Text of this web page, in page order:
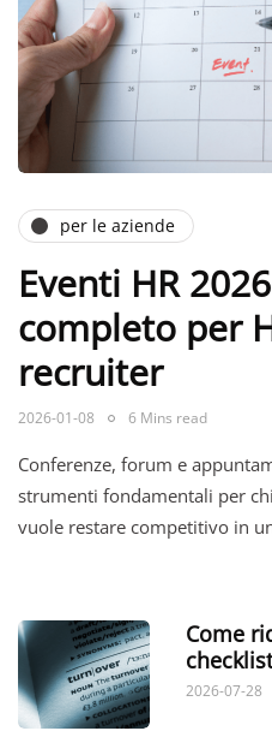
per le aziende
Eventi HR
completo per
recruiter
2026-01-08 6 Mins read
Conferenze, forum e
strumenti fondamentali per
vuole restare competitivo in
Come
2026-07-28